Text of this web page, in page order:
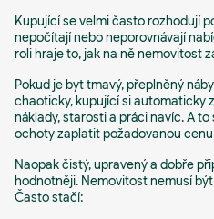
Kupující se velmi často rozhodují
nepočítají nebo neporovnávají
roli hraje to, jak na ně nemovitost
Pokud je byt tmavý, přeplněný
chaoticky, kupující si automaticky
náklady, starosti a práci navíc. A
ochoty zaplatit požadovanou
Naopak čistý, upravený a dobře
hodnotněji. Nemovitost nemusí
Často stačí: